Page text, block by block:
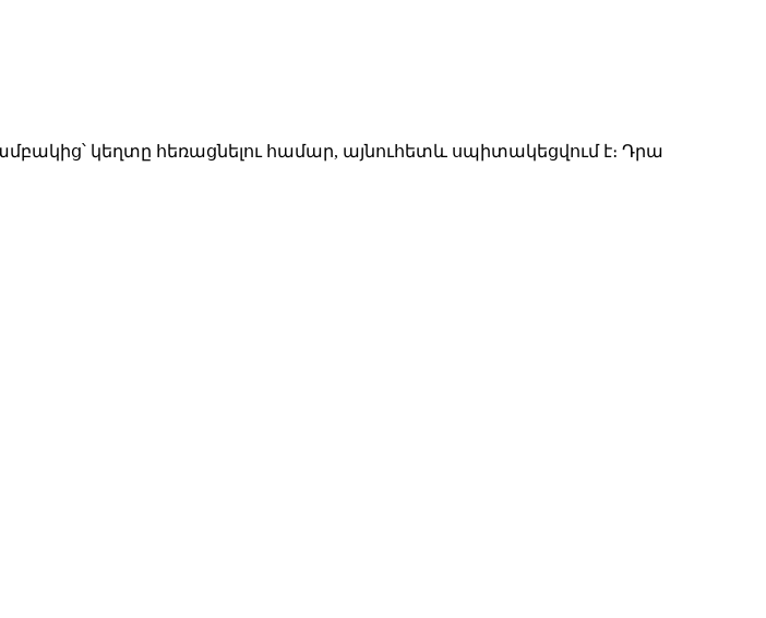
կեղտը հեռացնելու համար, այնուհետև սպիտակեցվում է։ Դրա